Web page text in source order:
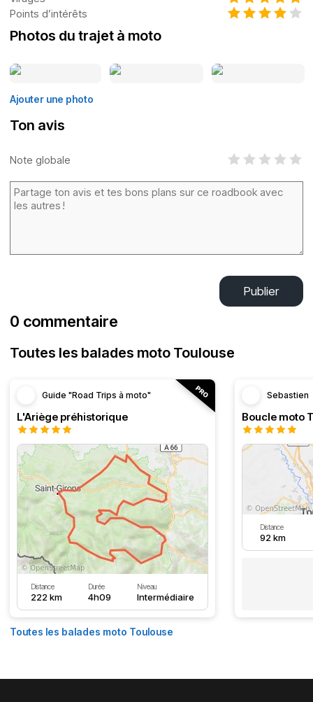
Points d’intérêts
Photos du trajet à moto
Ajouter une photo
Ton avis
Note globale
Publier
0 commentaire
Toutes les balades moto Toulouse
Guide "Road Trips à moto"
L'Ariège préhistorique
Distance
222 km
Durée
4h09
Niveau
Intermédiaire
Sebastien
Distance
92 km
Toutes les balades moto Toulouse